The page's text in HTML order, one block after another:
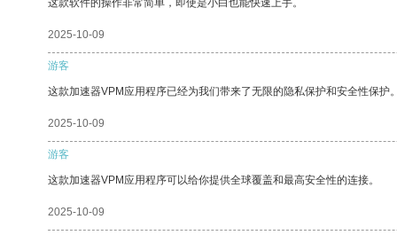
这款软件的操作非常简单，即使是小白也能快速上手。
2025-10-09
游客
这款加速器VPM应用程序已经为我们带来了无限的隐私保护和安全性保护
2025-10-09
游客
这款加速器VPM应用程序可以给你提供全球覆盖和最高安全性的连接。
2025-10-09